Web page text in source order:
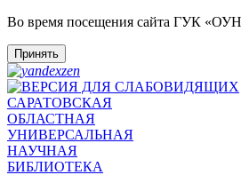
Во время посещения сайта ГУК
Принять
САРАТОВСКАЯ
ОБЛАСТНАЯ
УНИВЕРСАЛЬНАЯ
НАУЧНАЯ
БИБЛИОТЕКА